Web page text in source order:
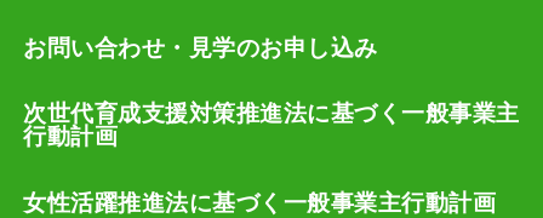
お問い合わせ・見学のお申し込み
次世代育成支援対策推進法に基づく一般事業主
行動計画
女性活躍推進法に基づく一般事業主行動計画